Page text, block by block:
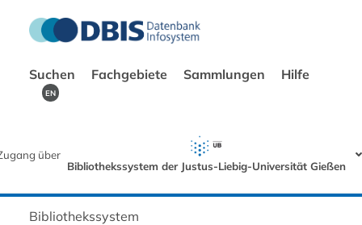
Suchen Fachgebiete Sammlungen Hilfe
EN
über
Bibliothekssystem der Justus-Liebig-Universität Gießen
Bibliothekssystem